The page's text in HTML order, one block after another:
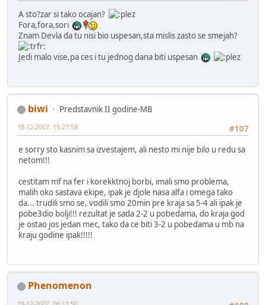
A sto?zar si tako ocajan?
Fora,fora,sori
Znam Devla da tu nisi bio uspesan,sta mislis zasto se smejah?
Jedi malo vise,pa ces i tu jednog dana biti uspesan
biwi
Predstavnik II godine-MB
#107
18-12-2007, 15:27:58
e sorry sto kasnim sa izvestajem, ali nesto mi nije bilo u redu sa
netom!!!
cestitam mf na fer i korekktnoj borbi, imali smo problema,
malih oko sastava ekipe, ipak je djole nasa alfa i omega tako
da... trudili smo se, vodili smo 20min pre kraja sa 5-4 ali ipak je
pobe3dio bolji!!! rezultat je sada 2-2 u pobedama, do kraja god
je ostao jos jedan mec, tako da ce biti 3-2 u pobedama u mb na
kraju godine ipak!!!!!
Phenomenon